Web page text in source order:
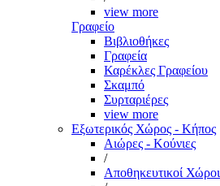
view more
Γραφείο
Βιβλιοθήκες
Γραφεία
Καρέκλες Γραφείου
Σκαμπό
Συρταριέρες
view more
Εξωτερικός Χώρος - Κήπος
Αιώρες - Κούνιες
/
Αποθηκευτικοί Χώροι